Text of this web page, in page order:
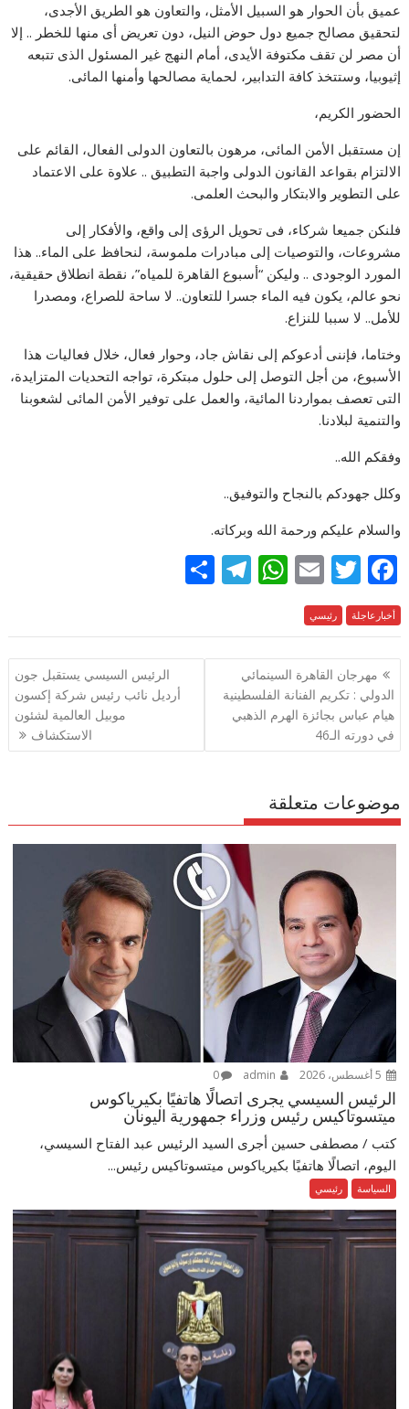
عميق بأن الحوار هو السبيل الأمثل، والتعاون هو الطريق الأجدى،
لتحقيق مصالح جميع دول حوض النيل، دون تعريض أى منها للخطر .. إلا
أن مصر لن تقف مكتوفة الأيدى، أمام النهج غير المسئول الذى تتبعه
إثيوبيا، وستتخذ كافة التدابير، لحماية مصالحها وأمنها المائى.
الحضور الكريم،
إن مستقبل الأمن المائى، مرهون بالتعاون الدولى الفعال، القائم على
الالتزام بقواعد القانون الدولى واجبة التطبيق .. علاوة على الاعتماد
على التطوير والابتكار والبحث العلمى.
فلنكن جميعا شركاء، فى تحويل الرؤى إلى واقع، والأفكار إلى
مشروعات، والتوصيات إلى مبادرات ملموسة، لنحافظ على الماء.. هذا
المورد الوجودى .. وليكن “أسبوع القاهرة للمياه”، نقطة انطلاق حقيقية،
نحو عالم، يكون فيه الماء جسرا للتعاون.. لا ساحة للصراع، ومصدرا
للأمل.. لا سببا للنزاع.
وختاما، فإننى أدعوكم إلى نقاش جاد، وحوار فعال، خلال فعاليات هذا
الأسبوع، من أجل التوصل إلى حلول مبتكرة، تواجه التحديات المتزايدة،
التى تعصف بمواردنا المائية، والعمل على توفير الأمن المائى لشعوبنا
والتنمية لبلادنا.
وفقكم الله..
وكلل جهودكم بالنجاح والتوفيق..
والسلام عليكم ورحمة الله وبركاته.
F
ac
e
b
o
o
k
T
w
itt
er
E
ai
l
W
at
s
A
p
p
T
e
gr
ar
e
أخبارعاجلة رئيسي
تصفّح
المقالات
مهرجان القاهرة السينمائي
الدولي : تكريم الفنانة الفلسطينية
هيام عباس بجائزة الهرم الذهبي
في دورته الـ46
الرئيس السيسي يستقبل جون
أرديل نائب رئيس شركة إكسون
موبيل العالمية لشئون
الاستكشاف
موضوعات متعلقة
0
الرئيس السيسي يجرى اتصالًا هاتفيًا بكيرياكوس
ميتسوتاكيس رئيس وزراء جمهورية اليونان
كتب / مصطفى حسين أجرى السيد الرئيس عبد الفتاح السيسي،
اليوم، اتصالًا هاتفيًا بكيرياكوس ميتسوتاكيس رئيس...
السياسة رئيسي